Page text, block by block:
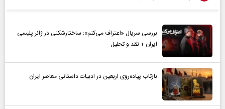
بررسی سریال «اعتراف می‌کنم»؛ ساختارشکنی در ژانر پلیسی
ایران + نقد و تحلیل
بازتاب پیاده‌روی اربعین در ادبیات داستانی معاصر ایران